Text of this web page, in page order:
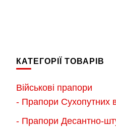
варіантів.
можна
вибрати
сторінці
КАТЕГОРІЇ ТОВАРІВ
Військові прапори
- Прапори Сухопутних
- Прапори Десантно-